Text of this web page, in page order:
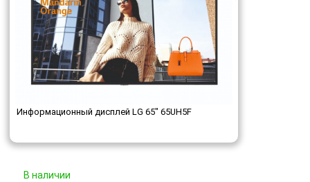
Информационный дисплей LG 65" 65UH5F
В наличии